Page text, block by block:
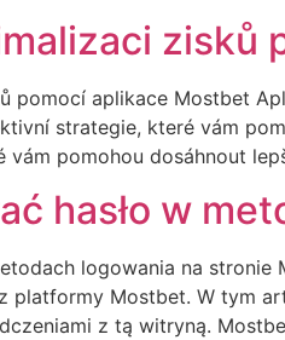
zisků
pomocí aplikace Mostbet
strategie, které vám
vám pomohou dosáhnout
hasło w
logowania na
platformy Mostbet. W tym
z tą witryną.